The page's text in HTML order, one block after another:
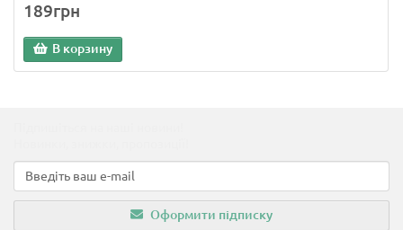
189грн
В корзину
Оформити підписку